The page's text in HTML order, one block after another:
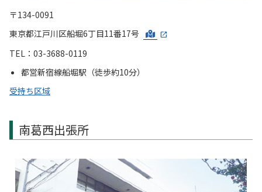
〒134-0091
東京都江戸川区船堀6丁目11番17号
TEL：03-3688-0119
都営新宿線船堀駅（徒歩約10分）
受持ち区域
南葛西出張所